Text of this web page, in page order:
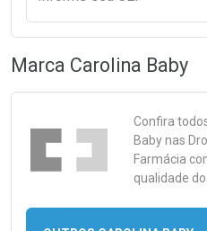
Marca Carolina Baby
Confira
Babynas
Farmácia
qualidade do